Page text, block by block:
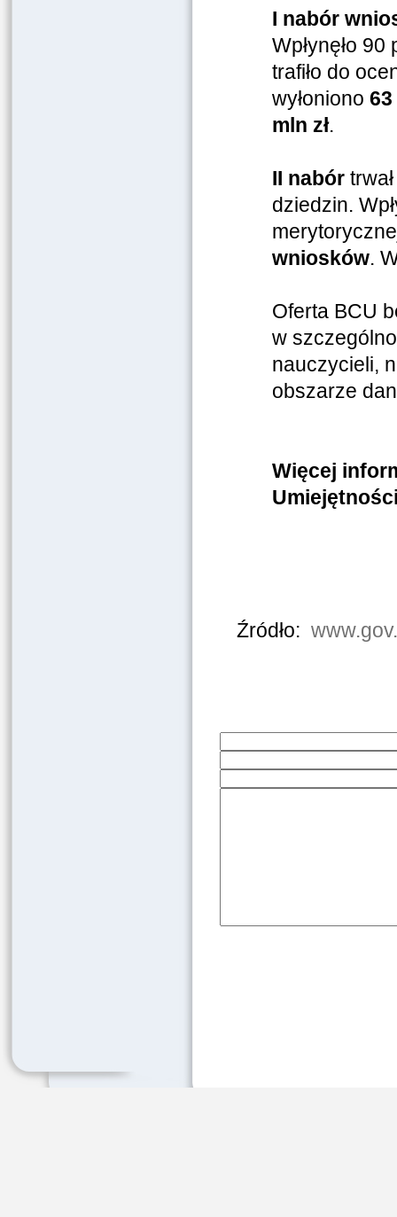
I nabór
Wpłynęło
trafiło do
wyłoniono
mln zł.
II nabór
dziedzin.
wniosków.
Oferta BCU
w
nauczycieli,
obszarze
Więcej
Źródło: